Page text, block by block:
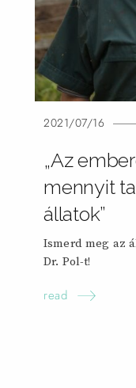
2021/07/16
„Az
mennyit
állatok”
Ismerd meg az
Dr. Pol-t!
read